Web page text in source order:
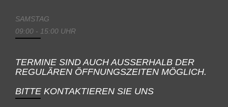
SAMSTAG
09:00 - 15:00 UHR
TERMINE SIND AUCH AUSSERHALB DER
REGULÄREN ÖFFNUNGSZEITEN MÖGLICH.
BITTE KONTAKTIEREN SIE UNS